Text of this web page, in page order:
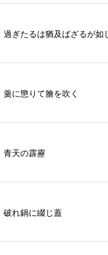
過ぎたるは猶及ばざるが如し
羹に懲りて膾を吹く
青天の霹靂
破れ鍋に綴じ蓋